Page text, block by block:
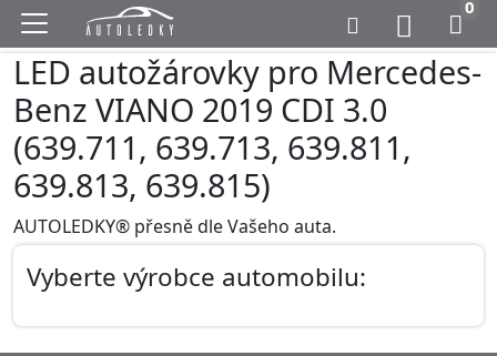
0
LED autožárovky pro Mercedes-
Benz VIANO 2019 CDI 3.0
(639.711, 639.713, 639.811,
639.813, 639.815)
AUTOLEDKY® přesně dle Vašeho auta.
Vyberte výrobce automobilu: